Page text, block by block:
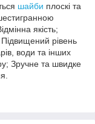
шайби плоскі та
якість;
Підвищений рівень
води та інших
Зручне та швидке